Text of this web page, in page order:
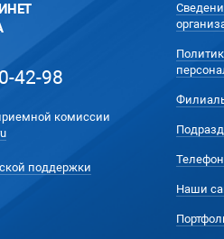
42-98
комиссии
поддержки
Наши